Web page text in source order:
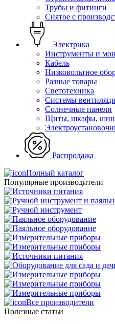
Трубы и фитинги
Снятое с
Электрика
Инструменты и
Кабель
Низковольтное
Разные товары
Светотехника
Системы
Солнечные панели
Щиты, шкафы,
Распродажа
Полный каталог
Популярные производители
Все производители
Полезные статьи